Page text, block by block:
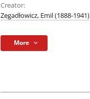
Creator:
Zegadłowicz, Emil (1888-1941)
More